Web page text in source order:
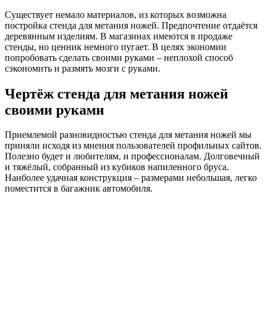
Существует немало материалов, из которых возможна
постройка стенда для метания ножей. Предпочтение отдаётся
деревянным изделиям. В магазинах имеются в продаже
стенды, но ценник немного пугает. В целях экономии
попробовать сделать своими руками – неплохой способ
сэкономить и размять мозги с руками.
Чертёж стенда для метания ножей
своими руками
Приемлемой разновидностью стенда для метания ножей мы
приняли исходя из мнения пользователей профильных сайтов.
Полезно будет и любителям, и профессионалам. Долговечный
и тяжёлый, собранный из кубиков напиленного бруса.
Наиболее удачная конструкция – размерами небольшая, легко
поместится в багажник автомобиля.